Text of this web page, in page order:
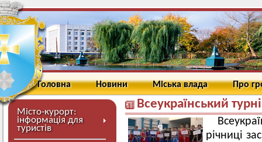
Головна Новини Міська влада Про
Місто-курорт:
інформація для
туристів
Всеукраїнський
річниці